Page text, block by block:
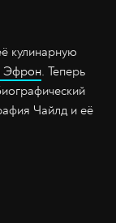
кулинарную
. Теперь
Чайлд и её